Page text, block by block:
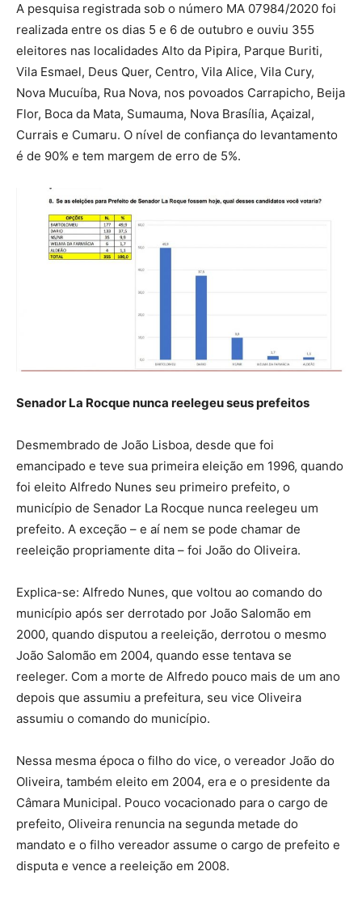
A pesquisa registrada sob o número MA 07984/2020 foi
realizada entre os dias 5 e 6 de outubro e ouviu 355
eleitores nas localidades Alto da Pipira, Parque Buriti,
Vila Esmael, Deus Quer, Centro, Vila Alice, Vila Cury,
Nova Mucuíba, Rua Nova, nos povoados Carrapicho, Beija
Flor, Boca da Mata, Sumauma, Nova Brasília, Açaizal,
Currais e Cumaru. O nível de confiança do levantamento
é de 90% e tem margem de erro de 5%.
Senador La Rocque nunca reelegeu seus prefeitos
Desmembrado de João Lisboa, desde que foi
emancipado e teve sua primeira eleição em 1996, quando
foi eleito Alfredo Nunes seu primeiro prefeito, o
município de Senador La Rocque nunca reelegeu um
prefeito. A exceção – e aí nem se pode chamar de
reeleição propriamente dita – foi João do Oliveira.
Explica-se: Alfredo Nunes, que voltou ao comando do
município após ser derrotado por João Salomão em
2000, quando disputou a reeleição, derrotou o mesmo
João Salomão em 2004, quando esse tentava se
reeleger. Com a morte de Alfredo pouco mais de um ano
depois que assumiu a prefeitura, seu vice Oliveira
assumiu o comando do município.
Nessa mesma época o filho do vice, o vereador João do
Oliveira, também eleito em 2004, era e o presidente da
Câmara Municipal. Pouco vocacionado para o cargo de
prefeito, Oliveira renuncia na segunda metade do
mandato e o filho vereador assume o cargo de prefeito e
disputa e vence a reeleição em 2008.